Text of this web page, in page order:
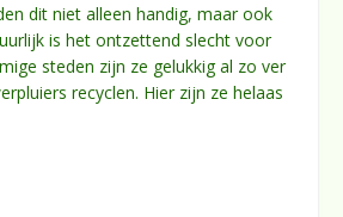
dit niet alleen handig, maar ook
is het ontzettend slecht voor
steden zijn ze gelukkig al zo ver
recyclen. Hier zijn ze helaas